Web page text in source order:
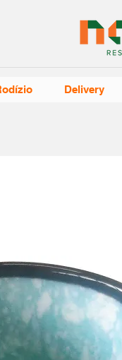
Delivery